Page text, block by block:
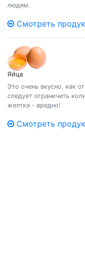
людям.
Смотреть
Яйца
Это очень вкусно, как
следует ограничить
желтка - вредно!
Смотреть